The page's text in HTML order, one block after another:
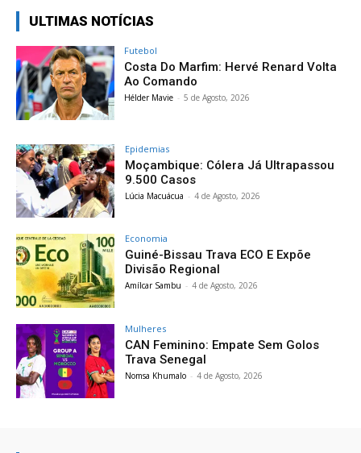
ULTIMAS NOTÍCIAS
Futebol
Costa Do Marfim: Hervé Renard Volta
Ao Comando
Hélder Mavie - 5 de Agosto, 2026
Epidemias
Moçambique: Cólera Já Ultrapassou
9.500 Casos
Lúcia Macuácua - 4 de Agosto, 2026
Economia
Guiné-Bissau Trava ECO E Expõe
Divisão Regional
Amílcar Sambu - 4 de Agosto, 2026
Mulheres
CAN Feminino: Empate Sem Golos
Trava Senegal
Nomsa Khumalo - 4 de Agosto, 2026